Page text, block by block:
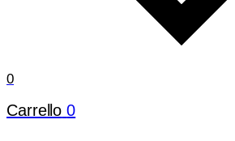
0
Carrello 0